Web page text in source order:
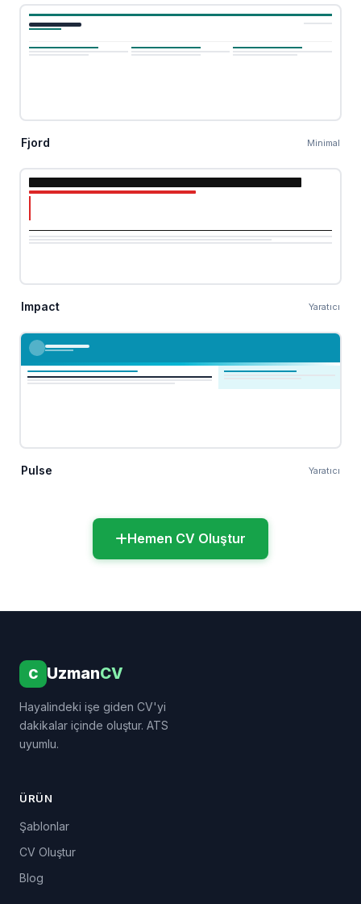
Fjord Minimal
Impact Yaratıcı
Pulse Yaratıcı
Hemen CV Oluştur
C UzmanCV
Hayalindeki işe giden CV'yi
dakikalar içinde oluştur. ATS
uyumlu.
ÜRÜN
Şablonlar
CV Oluştur
Blog